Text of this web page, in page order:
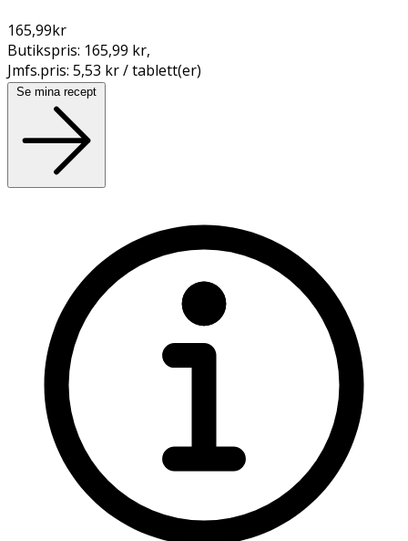
165,99kr
Butikspris: 165,99 kr,
Jmfs.pris: 5,53 kr / tablett(er)
Se mina recept